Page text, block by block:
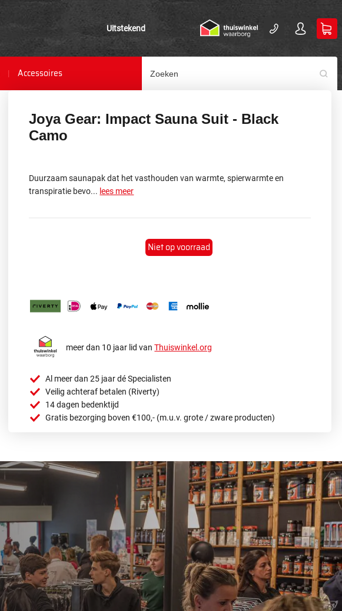
Uitstekend
Accessoires
Joya Gear: Impact Sauna Suit - Black
Camo
Duurzaam saunapak dat het vasthouden van warmte, spierwarmte en
transpiratie bevo... lees meer
Niet op voorraad
meer dan 10 jaar lid vanThuiswinkel.org
Al meer dan 25 jaar dé Specialisten
Veilig achteraf betalen (Riverty)
14 dagen bedenktijd
Gratis bezorging boven €100,- (m.u.v. grote / zware producten)